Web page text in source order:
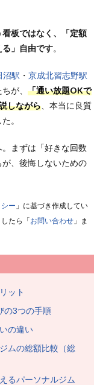
看板ではなく、「定額
」自由です。
沼駅 ・ 京成北習志野駅
が、 「通い放題OKで
しながら 、本当に良質
。
まずは「好きな回数
が、後悔しないための
ー 」に基づき作成してい
たら「お問い合わせ 」ま
ット
の3つの手順
の違い
ムの総額比較（総
るパーソナルジム